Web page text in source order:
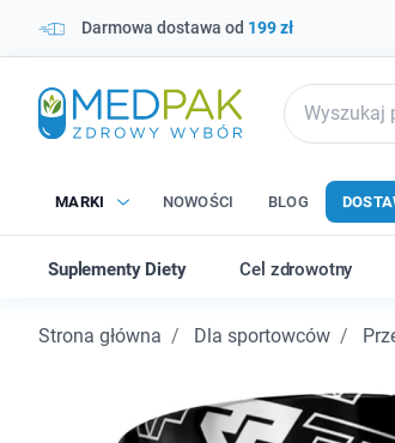
Darmowa dostawa od 199 zł
MARKI NOWOŚCI BLOG
Suplementy Diety Cel zdrowotny
Strona główna Dla sportowców